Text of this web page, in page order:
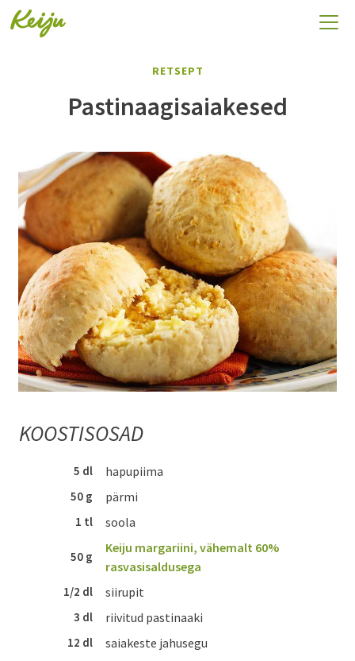
RETSEPT
Pastinaagisaiakesed
KOOSTISOSAD
5 dl hapupiima
50 g pärmi
1 tl soola
50 g
Keiju margariini, vähemalt 60%
rasvasisaldusega
1/2 dl siirupit
3 dl riivitud pastinaaki
12 dl saiakeste jahusegu